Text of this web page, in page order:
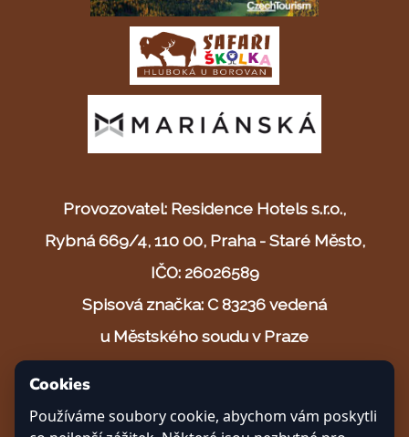
Provozovatel: Residence Hotels s.r.o.,
Rybná 669/4, 110 00, Praha - Staré Město,
IČO: 26026589
Spisová značka: C 83236 vedená
u Městského soudu v Praze
Vytvořeno s ❤ v Českých Budějovicích
Cookies
Používáme soubory cookie, abychom vám poskytli